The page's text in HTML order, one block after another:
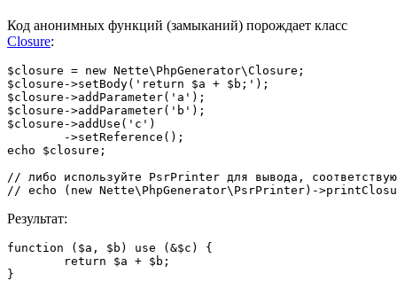
Код анонимных функций (замыканий) порождает класс
Closure:
$closure = new Nette\PhpGenerator\Closure;
$closure->setBody('return $a + $b;');
$closure->addParameter('a');
$closure->addParameter('b');
$closure->addUse('c')
echo $closure;
// либо используйте PsrPrinter для вывода,
Результат:
function ($a, $b) use (&$c) {